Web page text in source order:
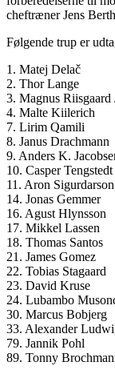
cheftræner Jens
Følgende trup er
1. Matej Delač
2. Thor Lange
3. Magnus Riisgaard
4. Malte Kiilerich
7. Lirim Qamili
8. Janus Drachmann
9. Anders K.
10. Casper Tengstedt
11. Aron Sigurdarson
14. Jonas Gemmer
16. Agust Hlynsson
17. Mikkel Lassen
18. Thomas Santos
21. James Gomez
22. Tobias Stagaard
23. David Kruse
24. Lubambo
30. Marcus Bobjerg
33. Alexander
79. Jannik Pohl
89. Tonny